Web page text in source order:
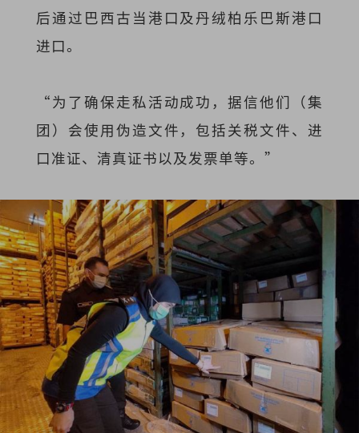
后通过巴西古当港口及丹绒柏乐巴斯港口
进口。
“为了确保走私活动成功，据信他们（集
团）会使用伪造文件，包括关税文件、进
口准证、清真证书以及发票单等。”